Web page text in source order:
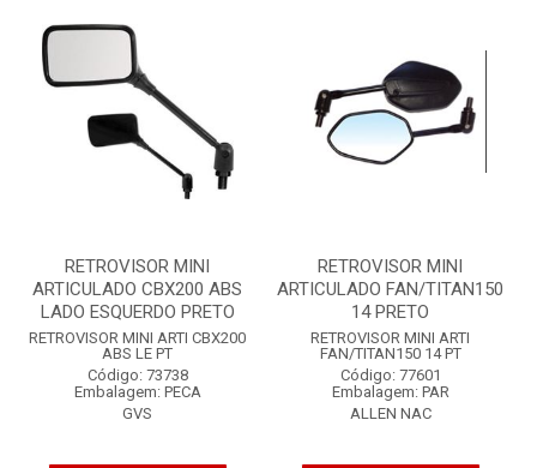
RETROVISOR MINI
ARTICULADO CBX200 ABS
LADO ESQUERDO PRETO
RETROVISOR MINI ARTI CBX200
ABS LE PT
Código: 73738
Embalagem: PECA
GVS
RETROVISOR MINI
ARTICULADO FAN/TITAN150
14 PRETO
RETROVISOR MINI ARTI
FAN/TITAN150 14 PT
Código: 77601
Embalagem: PAR
ALLEN NAC